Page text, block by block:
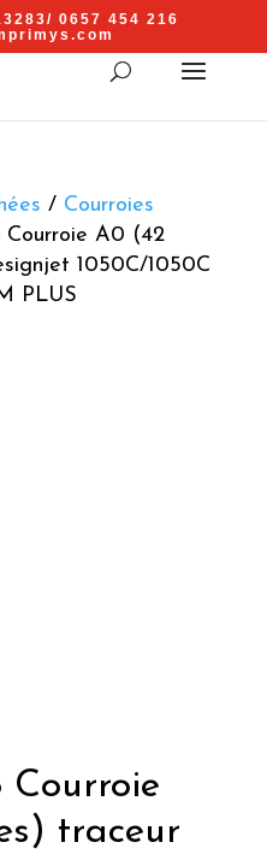
0657 454 216
/ Courroies
A0 (42
1050C/1050C
PLUS
Courroie
traceur